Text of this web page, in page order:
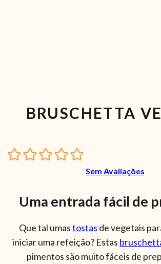
BRUSCHETTA
Sem Avaliações
Uma entrada fácil de
Que tal umastostas de vegetais
iniciar uma refeição? Estas
pimentos são muito fáceis de